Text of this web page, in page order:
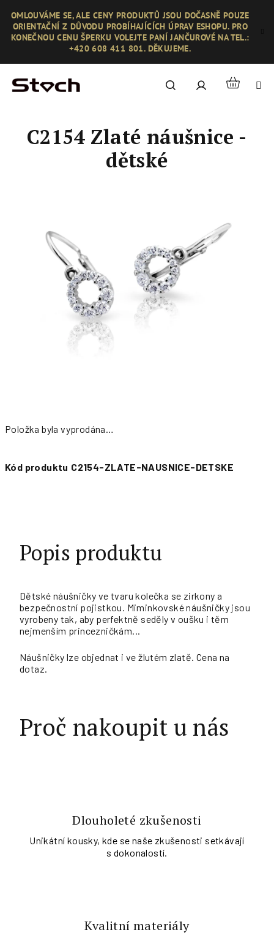
obsah
OMLOUVÁME SE, ALE CENY PRODUKTŮ JSOU DOČASNĚ POUZE
ORIENTAČNÍ Z DŮVODU PROBÍHAJÍCÍCH ÚPRAV ESHOPU. PRO
KONEČNOU CENU ŠPERKU VOLEJTE PANÍ JANČUROVÉ NA TEL.:
+420 608 411 801. DĚKUJEME.
Hledat PřihlášeníNákupní
Položka byla vyprodána…
cena:
Kód produktu C2154-ZLATE-NAUSNICE-DETSKE
C2154 Zlaté náušnice -
dětské
Popis produktu
Dětské náušničky ve tvaru kolečka se zirkony a
bezpečnostní pojistkou. Miminkovské náušničky jsou
vyrobeny tak, aby perfektně seděly v oušku i těm
nejmenším princezničkám...
Náušničky lze objednat i ve žlutém zlatě. Cena na
dotaz.
Proč nakoupit u nás
Dlouholeté zkušenosti
Unikátní kousky, kde se naše zkušenosti setkávají
s dokonalostí.
Kvalitní materiály